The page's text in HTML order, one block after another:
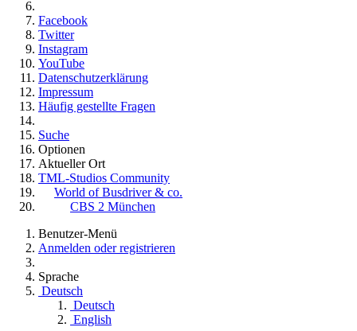
Facebook
Twitter
Instagram
YouTube
Datenschutzerklärung
Impressum
Häufig gestellte Fragen
Suche
Optionen
Aktueller Ort
TML-Studios Community
World of Busdriver & co.
CBS 2 München
Benutzer-Menü
Anmelden oder registrieren
Sprache
Deutsch
Deutsch
English